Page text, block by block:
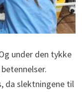
under den tykke
da slektningene til